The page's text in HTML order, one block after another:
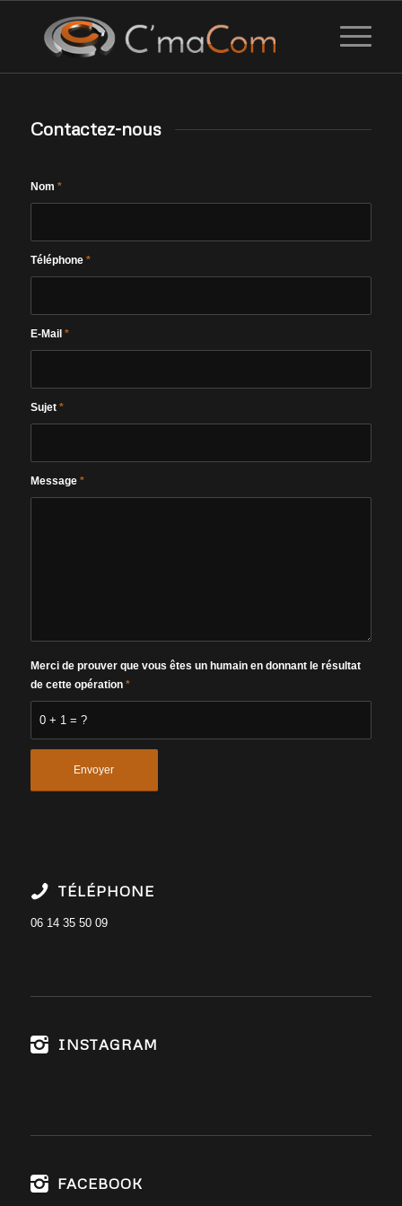
Contactez-nous
Nom *
Téléphone *
E-Mail *
Sujet *
Message *
0 + 1 = ?
Merci de prouver que vous êtes un humain en donnant le résultat
de cette opération *
TÉLÉPHONE
06 14 35 50 09
INSTAGRAM
FACEBOOK